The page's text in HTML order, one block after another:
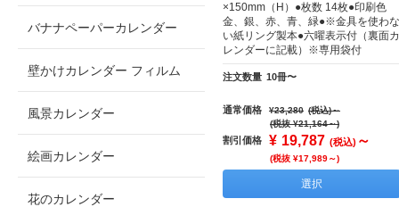
×150mm（H）●枚数 14枚●印刷色
金、銀、赤、青、緑●※金具を使わな
い紙リング製本●六曜表示付（裏面カ
レンダーに記載）※専用袋付
注文数量 10冊〜
通常価格 ¥23,280 (税込)～
(税抜 ¥21,164～)
割引価格 ¥ 19,787 (税込) ～
(税抜 ¥17,989～)
選択
バナナペーパーカレンダー
壁かけカレンダー フィルム
風景カレンダー
絵画カレンダー
花のカレンダー